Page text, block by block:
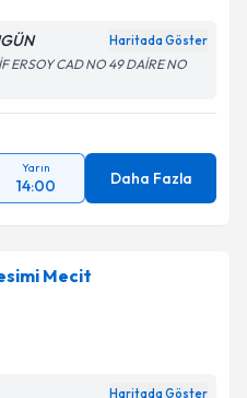
Haritada Göster
ERSOY CAD NO 49 DAİRE NO
Yarın
14:00 Daha Fazla
Mecit
Haritada Göster